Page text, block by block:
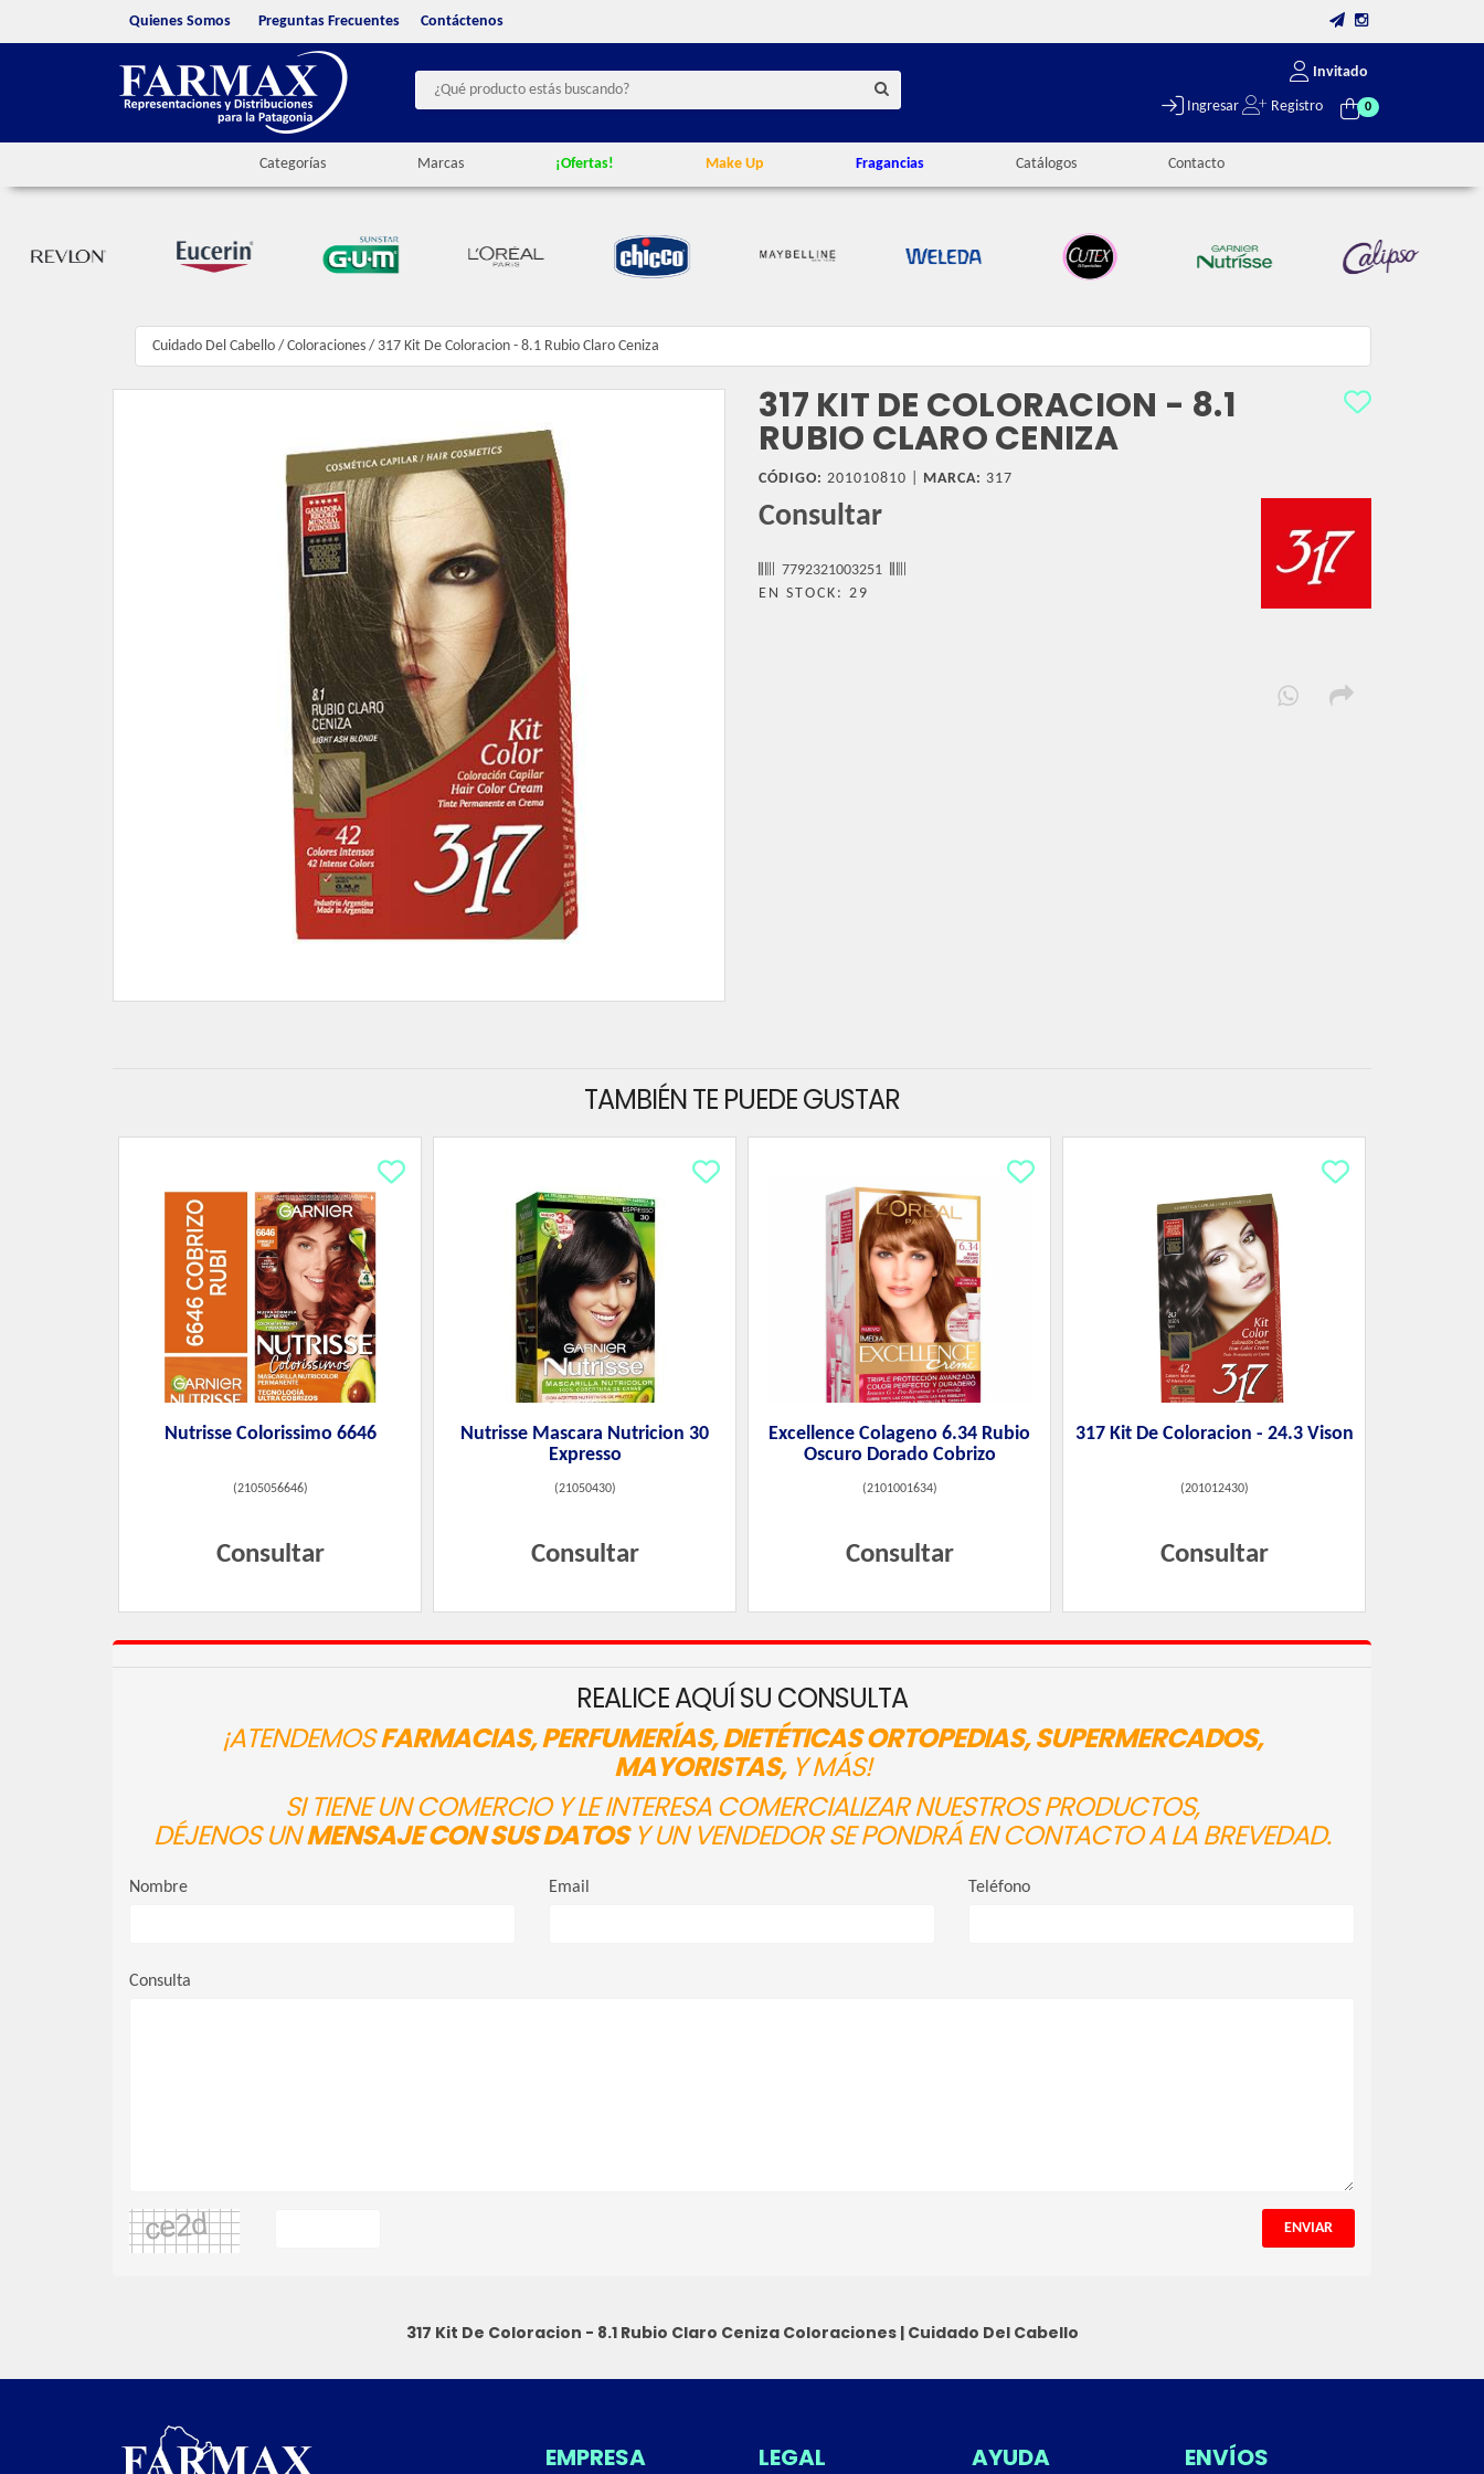
Quienes Somos Preguntas Frecuentes Contáctenos
Invitado
Ingresar Registro 0
Categorías Marcas ¡Ofertas! Make Up Fragancias Catálogos Contacto
Cuidado Del Cabello / Coloraciones / 317 Kit De Coloracion - 8.1 Rubio Claro Ceniza
317 KIT DE COLORACION - 8.1
RUBIO CLARO CENIZA
CÓDIGO: 201010810 | MARCA: 317
Consultar
7792321003251
EN STOCK: 29
TAMBIÉN TE PUEDE GUSTAR
Nutrisse Colorissimo 6646
(2105056646)
Consultar
Nutrisse Mascara Nutricion 30
Expresso
(21050430)
Consultar
Excellence Colageno 6.34 Rubio
Oscuro Dorado Cobrizo
(2101001634)
Consultar
317 Kit De Coloracion - 24.3 Vison
(201012430)
Consultar
REALICE AQUÍ SU CONSULTA
¡ATENDEMOSFARMACIAS, PERFUMERÍAS, DIETÉTICAS ORTOPEDIAS, SUPERMERCADOS,
MAYORISTAS,Y MÁS!
SI TIENE UN COMERCIO Y LE INTERESA COMERCIALIZAR NUESTROS PRODUCTOS,
DÉJENOS UNMENSAJE CON SUS DATOSY UN VENDEDOR SE PONDRÁ EN CONTACTO A LA BREVEDAD.
Nombre Email Teléfono
Consulta
ENVIAR
317 Kit De Coloracion - 8.1 Rubio Claro Ceniza Coloraciones| Cuidado Del Cabello
EMPRESA LEGAL AYUDA ENVÍOS